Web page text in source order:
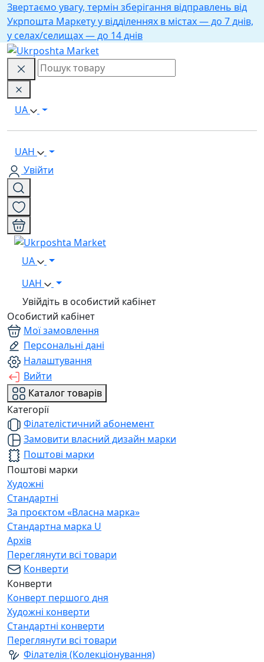
Звертаємо увагу, термін зберігання відправлень від
Укрпошта Маркету у відділеннях в містах — до 7 днів,
у селах/селищах — до 14 днів
UA
UAH
Увійти
UA
UAH
Увійдіть в особистий кабінет
Особистий кабінет
Мої замовлення
Персональні дані
Налаштування
Вийти
Каталог товарів
Категорії
Філателістичний абонемент
Замовити власний дизайн марки
Поштові марки
Поштові марки
Художні
Стандартні
За проєктом «Власна марка»
Стандартна марка U
Архів
Переглянути всі товари
Конверти
Конверти
Конверт першого дня
Художні конверти
Стандартні конверти
Переглянути всі товари
Філателія (Колекціонування)